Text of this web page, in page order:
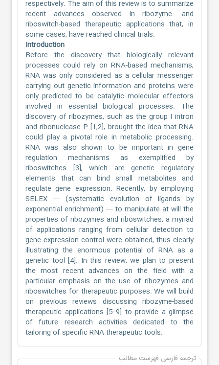
respectively. The aim of this review is to summarize
recent advances observed in ribozyme- and
riboswitch-based therapeutic applications that, in
some cases, have reached clinical trials.
Introduction
Before the discovery that biologically relevant
processes could rely on RNA-based mechanisms,
RNA was only considered as a cellular messenger
carrying out genetic information and proteins were
only predicted to be catalytic molecular effectors
involved in essential biological processes. The
discovery of ribozymes, such as the group I intron
and ribonuclease P [1,2], brought the idea that RNA
could play a pivotal role in metabolic processing.
RNA was also shown to be important in gene
regulation mechanisms as exemplified by
riboswitches [3], which are genetic regulatory
elements that can bind small metabolites and
regulate gene expression. Recently, by employing
SELEX — (systematic evolution of ligands by
exponential enrichment) — to manipulate at will the
properties of ribozymes and riboswitches, a myriad
of applications ranging from cellular detection to
gene expression control were obtained, thus clearly
illustrating the enormous potential of RNA as a
genetic tool [4]. In this review, we plan to present
the most recent advances on the field with a
particular emphasis on the use of ribozymes and
riboswitches for therapeutic purposes. We will build
on previous reviews discussing ribozyme-based
therapeutic applications [5–9] to provide a glimpse
of future research activities dedicated to the
tailoring of specific RNA therapeutic tools.
ترجمه فارسی فهرست مطالب